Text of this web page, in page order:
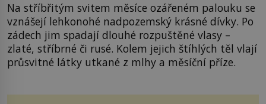
Na stříbřitým svitem měsíce ozářeném palouku se
vznášejí lehkonohé nadpozemský krásné dívky. Po
zádech jim spadají dlouhé rozpuštěné vlasy –
zlaté, stříbrné či rusé. Kolem jejich štíhlých těl vlají
průsvitné látky utkané z mlhy a měsíční příze.